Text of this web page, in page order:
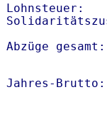
Lohnsteuer:
Abzüge